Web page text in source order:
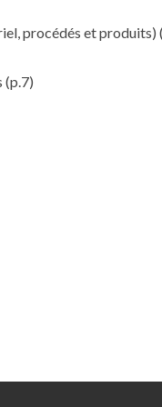
procédés et produits)
(p.7)